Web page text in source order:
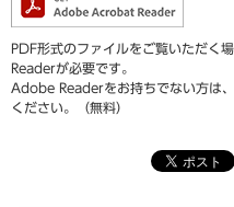
PDF形式のファイルをご覧いただ
Readerが必要です。
Adobe Readerをお持ちでない方は
ください。（無料）